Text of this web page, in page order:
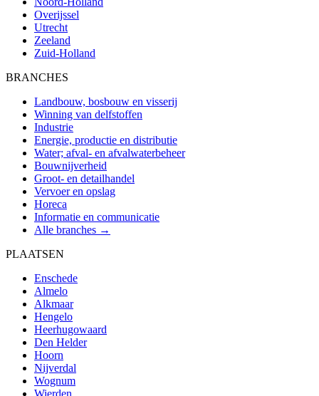
Overijssel
Utrecht
Zeeland
Zuid-Holland
BRANCHES
Landbouw, bosbouw en visserij
Winning van delfstoffen
Industrie
Energie, productie en distributie
Water; afval- en afvalwaterbeheer
Bouwnijverheid
Groot- en detailhandel
Vervoer en opslag
Horeca
Informatie en communicatie
Alle branches →
PLAATSEN
Enschede
Almelo
Alkmaar
Hengelo
Heerhugowaard
Den Helder
Hoorn
Nijverdal
Wognum
Wierden